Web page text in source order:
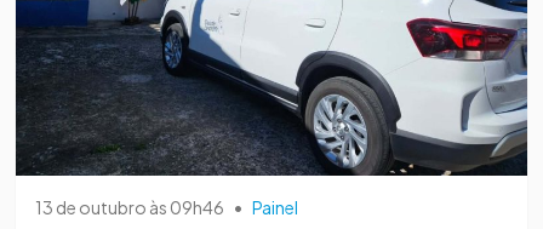
13 de outubro às 09h46 • Painel